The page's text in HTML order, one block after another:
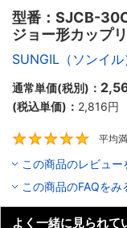
型番：SJCB-
ジョー形カップ
SJCA・SJCB
SUNGIL（ソンイル
通常単価(税別)：
(税込単価)： 2,816円
平均
この商品のレビュー
この商品のFAQをみ
よく一緒に見られて